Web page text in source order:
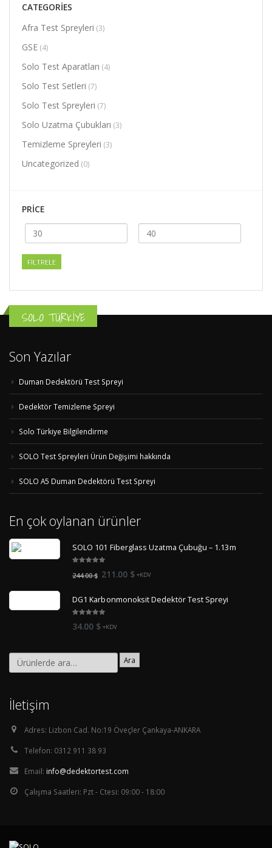
CATEGORIES
Afra Test Spreyleri (3)
GSE (4)
Solo Test Aparatları (4)
Solo Test Setleri (7)
Solo Test Spreyleri (7)
Solo Uzatma Çubukları (3)
Temizleme Spreyleri (3)
Uncategorized (0)
PRICE
En
düşük
fiyat
En
yüksek
FILTRELE
SOLO TÜRKİYE
Son Yazılar
Duman Dedektörü Test Spreyi
Dedektör Temizleme Spreyi
Solo Türkiye Bilgilendirme
SOLO Test Spreyleri Ürün Değişimi hakkında
SOLO A5 Duman Dedektörü Test Spreyi
En çok oylanan ürünler
SOLO 101 Fiberglass Uzatma Çubuğu – 1.13m
of 5
244.00$ Orijinal
244.00 $.
211.00 $Şu
fiyat:
+KDV
DG1 Karbonmonoksit Dedektör Test Spreyi
out
of 5
34.00 $ +KDV
Ara
İletişim
Adres: Lizbon Cad. No:19 Öveçler Çankaya-ANKARA
Telefon: 0312 911 38 93
Email: info@dedektortest.com
Çalışma Saatleri: Pzt - Ctesi: 09:00 - 18:00